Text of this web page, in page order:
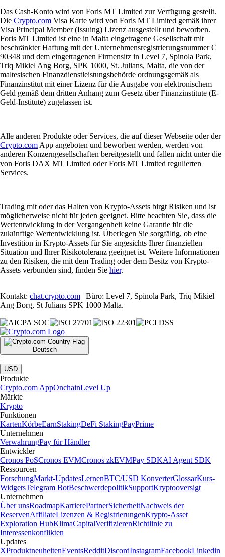
Das Cash-Konto wird von Foris MT Limited zur Verfügung gestellt.
Die Crypto.com Visa Karte wird von Foris MT Limited gemäß ihrer
Visa Principal Member (Issuing) Lizenz ausgestellt und beworben.
Foris MT Limited ist eine in Malta eingetragene Gesellschaft mit
beschränkter Haftung mit der Unternehmensregistrierungsnummer C
90348 und dem eingetragenen Firmensitz in Level 7, Spinola Park,
Triq Mikiel Ang Borg, SPK 1000, St. Julians, Malta, die von der
maltesischen Finanzdienstleistungsbehörde ordnungsgemäß als
Finanzinstitut mit einer Lizenz für die Ausgabe von elektronischem
Geld gemäß dem dritten Anhang zum Gesetz über Finanzinstitute (E-
Geld-Institute) zugelassen ist.
Alle anderen Produkte oder Services, die auf dieser Webseite oder der
Crypto.com App angeboten und beworben werden, werden von
anderen Konzerngesellschaften bereitgestellt und fallen nicht unter die
von Foris DAX MT Limited oder Foris MT Limited regulierten
Services.
Trading mit oder das Halten von Krypto-Assets birgt Risiken und ist
möglicherweise nicht für jeden geeignet. Bitte beachten Sie, dass die
Wertentwicklung in der Vergangenheit keine Garantie für die
zukünftige Wertentwicklung ist. Überlegen Sie sorgfältig, ob eine
Investition in Krypto-Assets für Sie angesichts Ihrer finanziellen
Situation und Ihrer Risikotoleranz geeignet ist. Weitere Informationen
zu den Risiken, die mit dem Trading oder dem Besitz von Krypto-
Assets verbunden sind, finden Sie hier.
Kontakt: chat.crypto.com | Büro: Level 7, Spinola Park, Triq Mikiel
Ang Borg, St Julians SPK 1000 Malta.
Deutsch
|
USD
Produkte
Crypto.com AppOnchainLevel Up
Märkte
Krypto
Funktionen
KartenKörbeEarnStakingDeFi StakingPayPrime
Unternehmen
VerwahrungPay für Händler
Entwickler
Cronos PoSCronos EVMCronos zkEVMPay SDKAI Agent SDK
Ressourcen
ForschungMarkt-UpdatesLernenBTC/USD KonverterGlossarKurs-
WidgetsTelegram BotBeschwerdepolitikSupportKryptooversigt
Unternehmen
Über unsRoadmapKarrierePartnerSicherheitNachweis der
ReservenAffiliateLizenzen & RegistrierungenKrypto-Asset
Exploration HubKlimaCapitalVerifizierenRichtlinie zu
Interessenkonflikten
Updates
XProduktneuheitenEventsRedditDiscordInstagramFacebookLinkedin